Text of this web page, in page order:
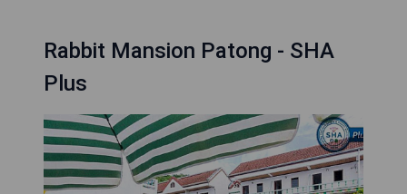
Rabbit Mansion Patong - SHA
Plus